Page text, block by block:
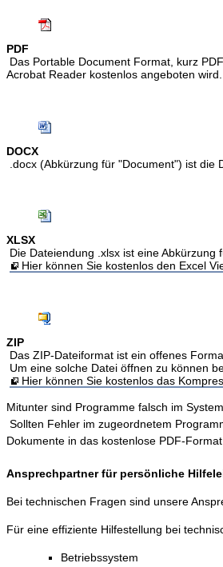
PDF
Das Portable Document Format, kurz
Acrobat Reader kostenlos angeboten wird.
DOCX
.docx (Abkürzung für "Document") ist die
XLSX
Die Dateiendung .xlsx ist eine
Hier können Sie kostenlos den Excel
ZIP
Das ZIP-Dateiformat ist ein offenes
Um eine solche Datei öffnen zu können
Hier können Sie kostenlos das
Mitunter sind Programme falsch im
Sollten Fehler im zugeordnetem
Dokumente in das kostenlose PDF-
Ansprechpartner für persönliche
Bei technischen Fragen sind unsere
Für eine effiziente Hilfestellung bei
Betriebssystem